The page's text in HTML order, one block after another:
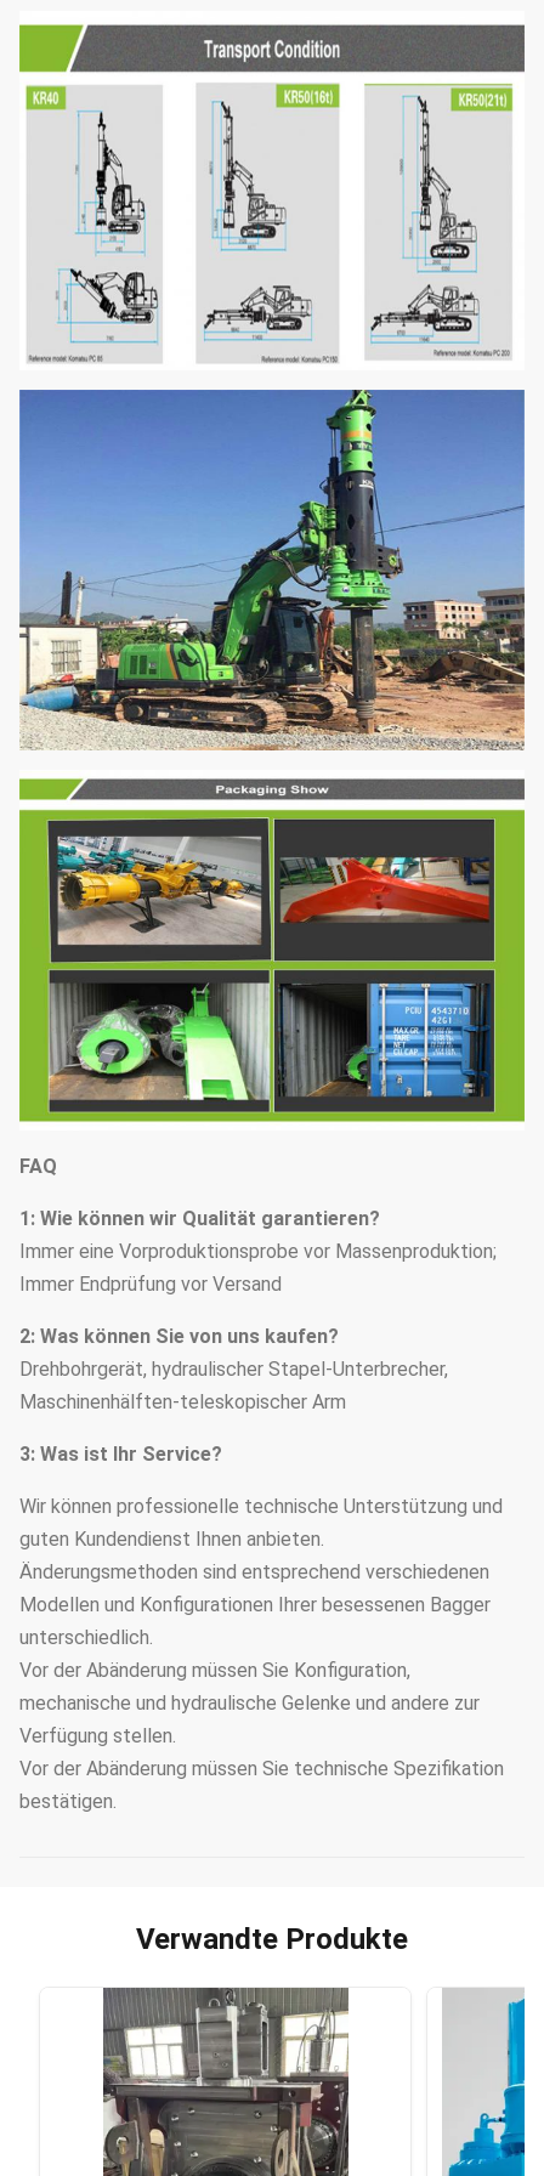
Transportlänge Millimeter 12850
Gesamtgewicht 25
FAQ
1: Wie können wir Qualität garantieren?
Immer eine Vorproduktionsprobe vor Massenproduktion;
Immer Endprüfung vor Versand
2: Was können Sie von uns kaufen?
Drehbohrgerät, hydraulischer Stapel-Unterbrecher,
Maschinenhälften-teleskopischer Arm
3: Was ist Ihr Service?
Wir können professionelle technische Unterstützung und
guten Kundendienst Ihnen anbieten.
Änderungsmethoden sind entsprechend verschiedenen
Modellen und Konfigurationen Ihrer besessenen Bagger
unterschiedlich.
Vor der Abänderung müssen Sie Konfiguration,
mechanische und hydraulische Gelenke und andere zur
Verfügung stellen.
Vor der Abänderung müssen Sie technische Spezifikation
bestätigen.
Verwandte Produkte